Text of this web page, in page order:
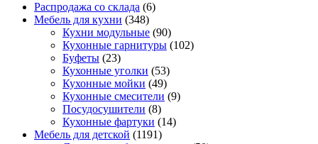
Распродажа со склада (6)
Мебель для кухни (348)
Кухни модульные (90)
Кухонные гарнитуры (102)
Буфеты (23)
Кухонные уголки (53)
Кухонные мойки (49)
Кухонные смесители (9)
Посудосушители (8)
Кухонные фартуки (14)
Мебель для детской (1191)